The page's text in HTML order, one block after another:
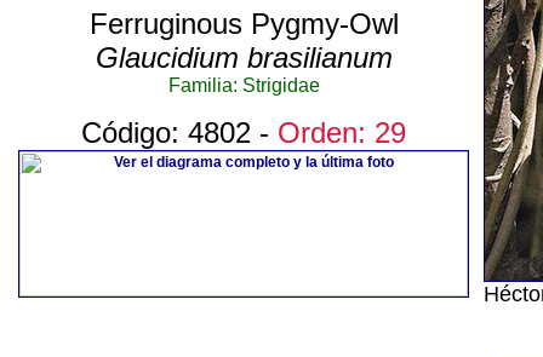
Ferruginous Pygmy-Owl
Glaucidium brasilianum
Familia: Strigidae
Código: 4802 - Orden: 29